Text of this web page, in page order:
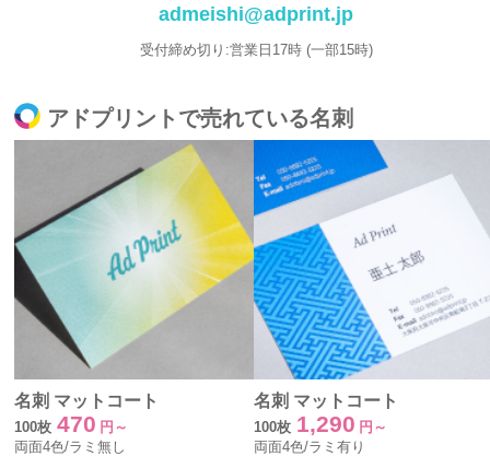
admeishi@adprint.jp
受付締め切り:営業日17時 (一部15時)
アドプリントで売れている名刺
名刺 マットコート
100枚 470 円～
両面4色/ラミ無し
名刺 マットコート
100枚 1,290 円～
両面4色/ラミ有り